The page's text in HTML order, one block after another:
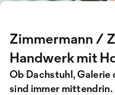
Zimmermann /
Handwerk mit
Ob Dachstuhl, Galerie
sind immer